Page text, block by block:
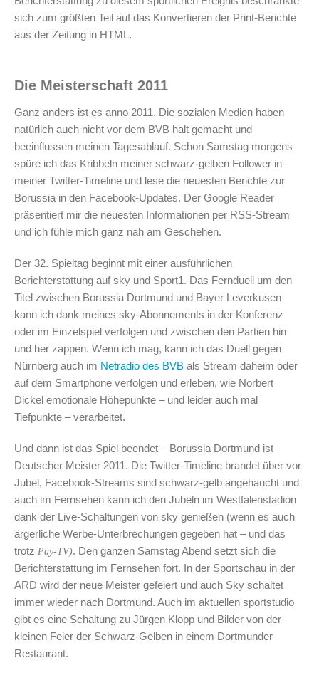
sich zum größten Teil auf das Konvertieren der Print-Berichte
aus der Zeitung in HTML.
Die Meisterschaft 2011
Ganz anders ist es anno 2011. Die sozialen Medien haben
natürlich auch nicht vor dem BVB halt gemacht und
beeinflussen meinen Tagesablauf. Schon Samstag morgens
spüre ich das Kribbeln meiner schwarz-gelben Follower in
meiner Twitter-Timeline und lese die neuesten Berichte zur
Borussia in den Facebook-Updates. Der Google Reader
präsentiert mir die neuesten Informationen per RSS-Stream
und ich fühle mich ganz nah am Geschehen.
Der 32. Spieltag beginnt mit einer ausführlichen
Berichterstattung auf sky und Sport1. Das Fernduell um den
Titel zwischen Borussia Dortmund und Bayer Leverkusen
kann ich dank meines sky-Abonnements in der Konferenz
oder im Einzelspiel verfolgen und zwischen den Partien hin
und her zappen. Wenn ich mag, kann ich das Duell gegen
Nürnberg auch im Netradio des BVB als Stream daheim oder
auf dem Smartphone verfolgen und erleben, wie Norbert
Dickel emotionale Höhepunkte – und leider auch mal
Tiefpunkte – verarbeitet.
Und dann ist das Spiel beendet – Borussia Dortmund ist
Deutscher Meister 2011. Die Twitter-Timeline brandet über vor
Jubel, Facebook-Streams sind schwarz-gelb angehaucht und
auch im Fernsehen kann ich den Jubeln im Westfalenstadion
dank der Live-Schaltungen von sky genießen (wenn es auch
ärgerliche Werbe-Unterbrechungen gegeben hat – und das
trotz Pay-TV). Den ganzen Samstag Abend setzt sich die
Berichterstattung im Fernsehen fort. In der Sportschau in der
ARD wird der neue Meister gefeiert und auch Sky schaltet
immer wieder nach Dortmund. Auch im aktuellen sportstudio
gibt es eine Schaltung zu Jürgen Klopp und Bilder von der
kleinen Feier der Schwarz-Gelben in einem Dortmunder
Restaurant.